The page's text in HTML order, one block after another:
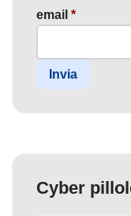
email *
Invia
Cyber